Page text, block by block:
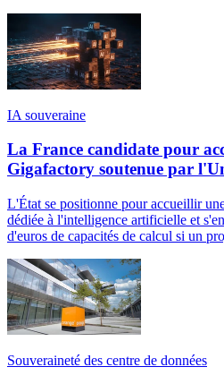
IA souveraine
La France candidate pour
Gigafactory soutenue par
L'État se positionne pour accueillir
dédiée à l'intelligence artificielle et
d'euros de capacités de calcul si un
Souveraineté des centre de données